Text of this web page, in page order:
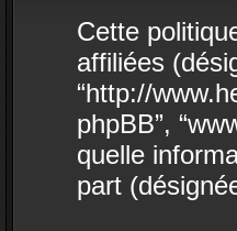
Cette
affiliées
“http://
phpBB”,
quelle
part